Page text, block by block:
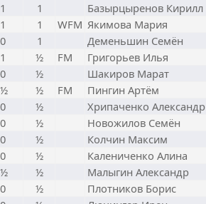
1 Базырцыренов Кирилл
1 WFM Якимова Мария
1 Деменьшин Семён
½ FM Григорьев Илья
½ Шакиров Марат
½ FM Пингин Артём
½ Хрипаченко Александр
½ Новожилов Семён
½ Колчин Максим
½ Калениченко Алина
½ Малыгин Александр
½ Плотников Борис